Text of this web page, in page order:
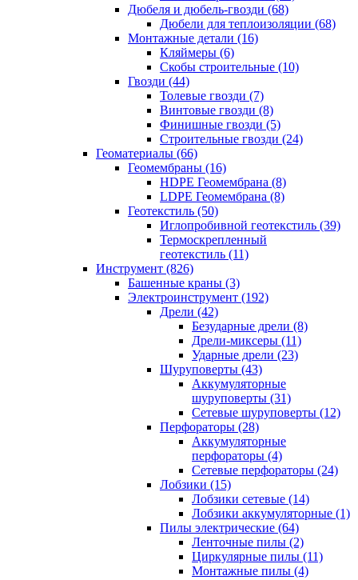
Дюбеля и дюбель-гвозди (68)
Дюбели для теплоизоляции (68)
Монтажные детали (16)
Кляймеры (6)
Скобы строительные (10)
Гвозди (44)
Толевые гвозди (7)
Винтовые гвозди (8)
Финишные гвозди (5)
Строительные гвозди (24)
Геоматериалы (66)
Геомембраны (16)
HDPE Геомембрана (8)
LDPE Геомембрана (8)
Геотекстиль (50)
Иглопробивной геотекстиль (39)
Термоскрепленный
геотекстиль (11)
Инструмент (826)
Башенные краны (3)
Электроинструмент (192)
Дрели (42)
Безударные дрели (8)
Дрели-миксеры (11)
Ударные дрели (23)
Шуруповерты (43)
Аккумуляторные
шуруповерты (31)
Сетевые шуруповерты (12)
Перфораторы (28)
Аккумуляторные
перфораторы (4)
Сетевые перфораторы (24)
Лобзики (15)
Лобзики сетевые (14)
Лобзики аккумуляторные (1)
Пилы электрические (64)
Ленточные пилы (2)
Циркулярные пилы (11)
Монтажные пилы (4)